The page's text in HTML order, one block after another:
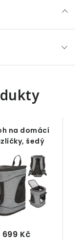
na domácí
šedý
699 Kč